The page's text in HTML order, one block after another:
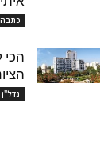
נדל''ן